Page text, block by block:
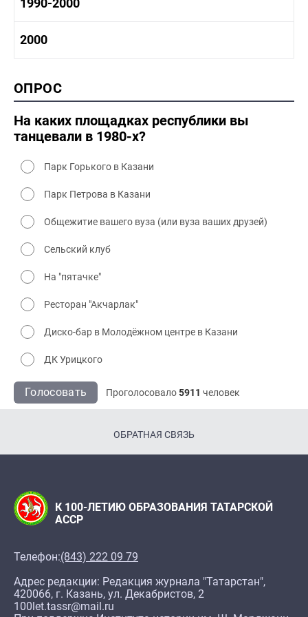
1980-1990 культура
1990-2000
1990-2000 культура
2000
2000 промышленность
2000 культура
ОПРОС
На каких площадках республики вы
танцевали в 1980-х?
Парк Горького в Казани
Парк Петрова в Казани
Общежитие вашего вуза (или вуза ваших друзей)
Сельский клуб
На "пятачке"
Ресторан "Акчарлак"
Диско-бар в Молодёжном центре в Казани
ДК Урицкого
Голосовать Проголосовало5911 человек
ОБРАТНАЯ СВЯЗЬ
К 100-ЛЕТИЮ ОБРАЗОВАНИЯ ТАТАРСКОЙ
АССР
Телефон:(843) 222 09 79
Адрес редакции: Редакция журнала "Татарстан",
420066, г. Казань, ул. Декабристов, 2
100let.tassr@mail.ru